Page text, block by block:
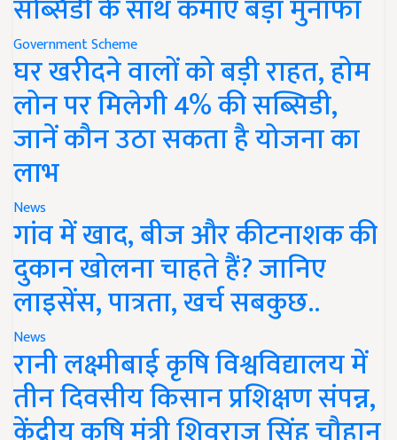
सब्सिडी के साथ कमाएं बड़ा मुनाफा
Government Scheme
घर खरीदने वालों को बड़ी राहत, होम
लोन पर मिलेगी 4% की सब्सिडी,
जानें कौन उठा सकता है योजना का
लाभ
News
गांव में खाद, बीज और कीटनाशक की
दुकान खोलना चाहते हैं? जानिए
लाइसेंस, पात्रता, खर्च सबकुछ..
News
रानी लक्ष्मीबाई कृषि विश्वविद्यालय में
तीन दिवसीय किसान प्रशिक्षण संपन्न,